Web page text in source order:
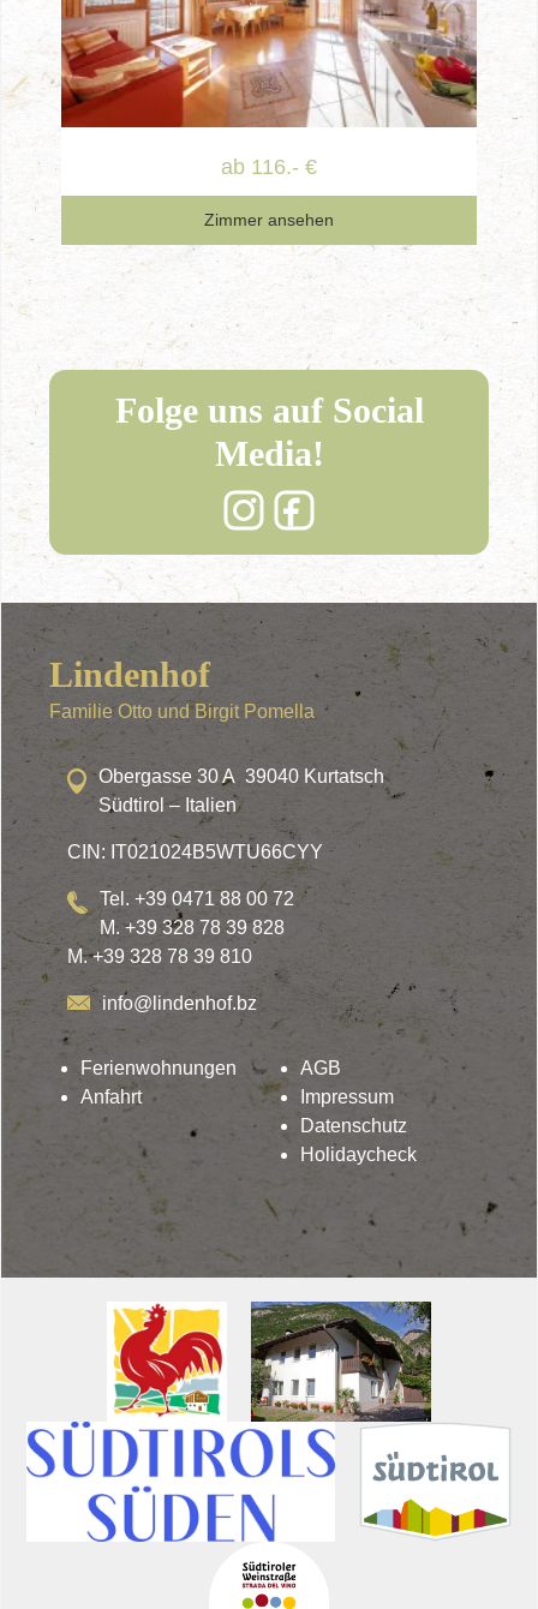
ab 116.- €
Zimmer ansehen
Folge uns auf Social
Media!
Lindenhof
Familie Otto und Birgit Pomella
Obergasse 30 A 39040 Kurtatsch
Südtirol – Italien
CIN: IT021024B5WTU66CYY
Tel. +39 0471 88 00 72
M. +39 328 78 39 828
M. +39 328 78 39 810
info@lindenhof.bz
Ferienwohnungen
Anfahrt
AGB
Impressum
Datenschutz
Holidaycheck
Lindenhof